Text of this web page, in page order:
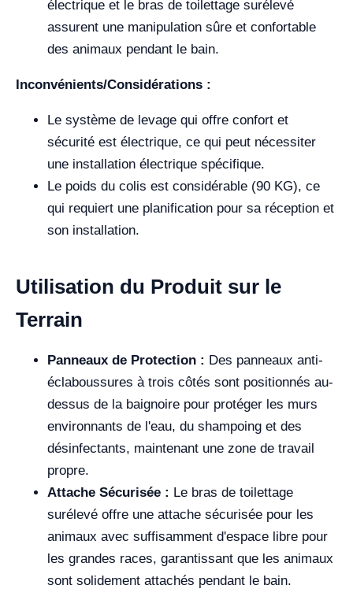
électrique et le bras de toilettage surélevé
assurent une manipulation sûre et confortable
des animaux pendant le bain.
Inconvénients/Considérations :
Le système de levage qui offre confort et
sécurité est électrique, ce qui peut nécessiter
une installation électrique spécifique.
Le poids du colis est considérable (90 KG), ce
qui requiert une planification pour sa réception et
son installation.
Utilisation du Produit sur le
Terrain
Panneaux de Protection : Des panneaux anti-
éclaboussures à trois côtés sont positionnés au-
dessus de la baignoire pour protéger les murs
environnants de l'eau, du shampoing et des
désinfectants, maintenant une zone de travail
propre.
Attache Sécurisée : Le bras de toilettage
surélevé offre une attache sécurisée pour les
animaux avec suffisamment d'espace libre pour
les grandes races, garantissant que les animaux
sont solidement attachés pendant le bain.